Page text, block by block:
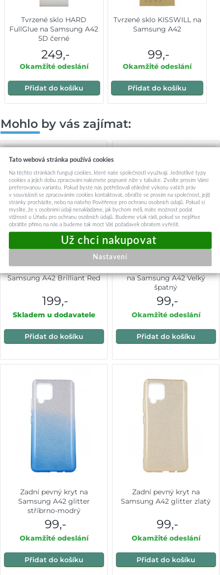
Tvrzené sklo HARD
FullGlue na Samsung A42
5D černé
249,-
Okamžité odeslání
Přidat do košíku
Tvrzené sklo KISSWILL na
Samsung A42
99,-
Okamžité odeslání
Přidat do košíku
Mohlo by vás zajímat:
Zadní pevný kryt na
Samsung A42 Brilliant Red
199,-
Skladem u dodavatele
Přidat do košíku
Zadní silikonový kryt DARK
na Samsung A42 Velký
špatný
99,-
Okamžité odeslání
Přidat do košíku
Zadní pevný kryt na
Samsung A42 glitter
stříbrno-modrý
99,-
Okamžité odeslání
Přidat do košíku
Zadní pevný kryt na
Samsung A42 glitter zlatý
99,-
Okamžité odeslání
Přidat do košíku
Tato webová stránka používá cookies
Na těchto stránkách fungují cookies, které naše společnosti využívají. Jednotlivé typy
cookies a jejich dobu zpracování naleznete popsané níže v tabulce. Zvolte prosím Vámi
preferovanou variantu. Pokud byste nás potřebovali ohledně výkonu vašich práv
v souvislosti se zpracováním cookies kontaktovat, obraťte se prosím na společnost, jejíž
stránky procházíte, nebo na našeho Pověřence pro ochranu osobních údajů. Pokud si
myslíte, že s osobními údaji nenakládáme, jak bychom měli, máte možnost podat
stížnost u Úřadu pro ochranu osobních údajů. Budeme však rádi, pokud se nejdříve
obrátíte přímo na nás a budeme tak moct Váš požadavek obratem vyřešit.
Nastavení